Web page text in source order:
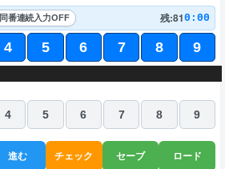
同番連続入力OFF 残:810:00
4 5 6 7 8 9
4 5 6 7 8 9
進む チェック セーブ ロード